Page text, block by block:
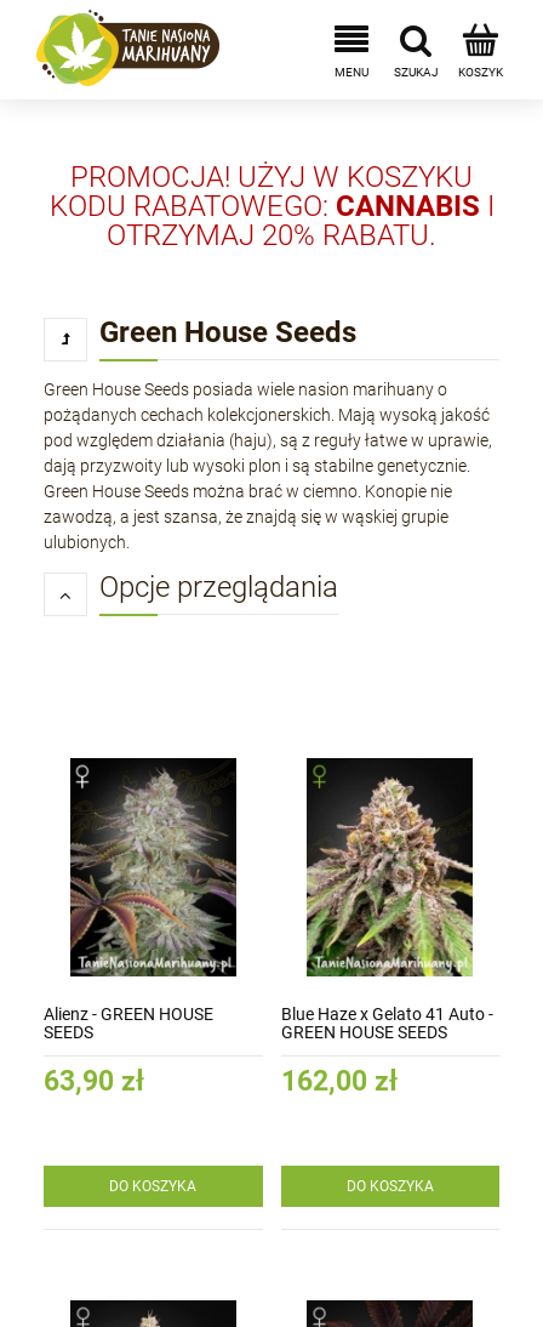
PROMOCJA! UŻYJ W KOSZYKU
KODU RABATOWEGO: CANNABIS I
OTRZYMAJ 20% RABATU.
Green House Seeds
Green House Seeds posiada wiele nasion marihuany o
pożądanych cechach kolekcjonerskich. Mają wysoką jakość
pod względem działania (haju), są z reguły łatwe w uprawie,
dają przyzwoity lub wysoki plon i są stabilne genetycznie.
Green House Seeds można brać w ciemno. Konopie nie
zawodzą, a jest szansa, że znajdą się w wąskiej grupie
ulubionych.
Opcje przeglądania
Alienz - GREEN HOUSE
SEEDS
63,90 zł
DO KOSZYKA
Blue Haze x Gelato 41 Auto -
GREEN HOUSE SEEDS
162,00 zł
DO KOSZYKA